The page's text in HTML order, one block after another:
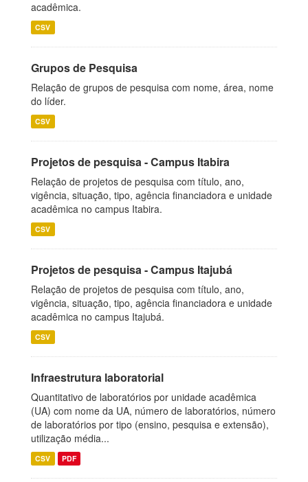
acadêmica.
CSV
Grupos de Pesquisa
Relação de grupos de pesquisa com nome, área, nome
do líder.
CSV
Projetos de pesquisa - Campus Itabira
Relação de projetos de pesquisa com título, ano,
vigência, situação, tipo, agência financiadora e unidade
acadêmica no campus Itabira.
CSV
Projetos de pesquisa - Campus Itajubá
Relação de projetos de pesquisa com título, ano,
vigência, situação, tipo, agência financiadora e unidade
acadêmica no campus Itajubá.
CSV
Infraestrutura laboratorial
Quantitativo de laboratórios por unidade acadêmica
(UA) com nome da UA, número de laboratórios, número
de laboratórios por tipo (ensino, pesquisa e extensão),
utilização média...
CSV PDF